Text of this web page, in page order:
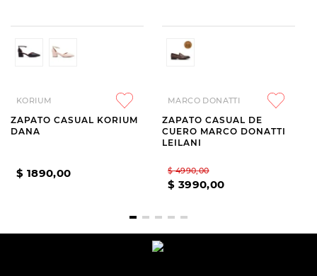
KORIUM
ZAPATO CASUAL KORIUM
DANA
$ 1890,00
MARCO DONATTI
ZAPATO CASUAL DE
CUERO MARCO DONATTI
LEILANI
$ 4990,00
$ 3990,00